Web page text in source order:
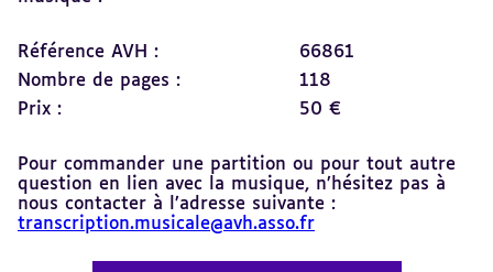
Référence AVH :
66861
Nombre de pages :
118
Prix :
50 €
Pour commander une partition ou pour tout autre
question en lien avec la musique, n’hésitez pas à
nous contacter à l’adresse suivante :
transcription.musicale@avh.asso.fr